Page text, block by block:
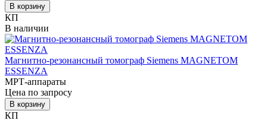
В корзину
КП
В наличии
Магнитно-резонансный томограф Siemens MAGNETOM
ESSENZA
МРТ-аппараты
Цена по запросу
В корзину
КП